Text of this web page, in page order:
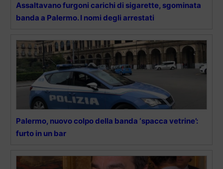
Assaltavano furgoni carichi di sigarette, sgominata
banda a Palermo. I nomi degli arrestati
Palermo, nuovo colpo della banda ‘spacca vetrine’:
furto in un bar